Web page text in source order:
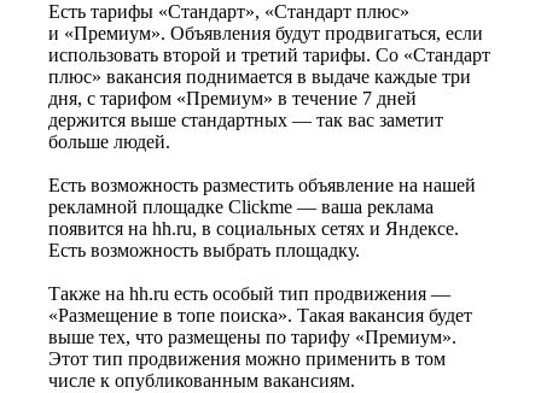
Есть тарифы «Стандарт», «Стандарт плюс»
и «Премиум». Объявления будут продвигаться, если
использовать второй и третий тарифы. Со «Стандарт
плюс» вакансия поднимается в выдаче каждые три
дня, с тарифом «Премиум» в течение 7 дней
держится выше стандартных — так вас заметит
больше людей.
Есть возможность разместить объявление на нашей
рекламной площадке Clickme — ваша реклама
появится на hh.ru, в социальных сетях и Яндексе.
Есть возможность выбрать площадку.
Также на hh.ru есть особый тип продвижения —
«Размещение в топе поиска». Такая вакансия будет
выше тех, что размещены по тарифу «Премиум».
Этот тип продвижения можно применить в том
числе к опубликованным вакансиям.